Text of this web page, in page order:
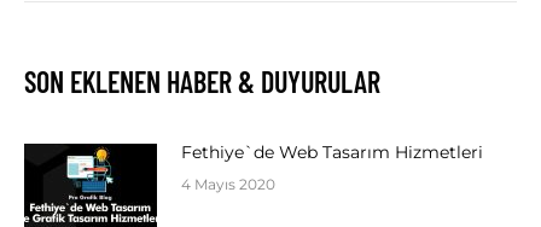
SON EKLENEN HABER & DUYURULAR
Fethiye`de Web Tasarım Hizmetleri
4 Mayıs 2020